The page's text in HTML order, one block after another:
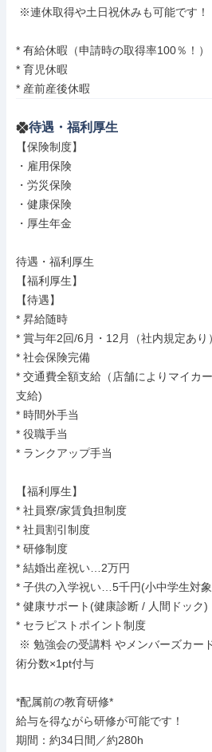
* 有給休暇（申請時の取得率100％！）
* 育児休暇
* 産前産後休暇
待遇・福利厚生
【保険制度】
・雇用保険
・労災保険
・健康保険
・厚生年金
待遇・福利厚生
【福利厚生】
【待遇】
* 昇給随時
* 賞与年2回/6月・12月（社内規定あり）
* 社会保険完備
* 交通費全額支給（店舗によりマイカ
支給)
* 時間外手当
* 役職手当
* ランクアップ手当
【福利厚生】
* 社員寮/家賃負担制度
* 社員割引制度
* 研修制度
* 結婚出産祝い…2万円
* 子供の入学祝い…5千円(小中学生対
* 健康サポート(健康診断 / 人間ドック)
* セラピストポイント制度
術分数×1pt付与
*配属前の教育研修*
給与を得ながら研修が可能です！
期間：約34日間／約280h